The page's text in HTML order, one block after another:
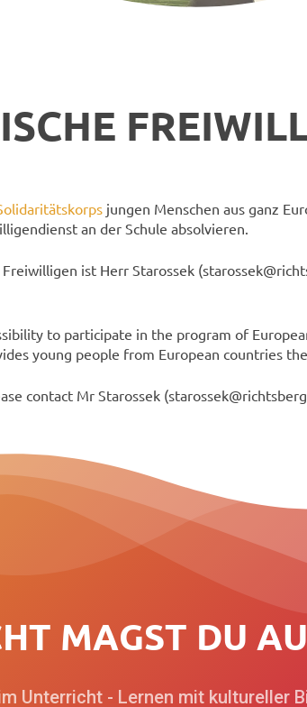
jungen Menschen aus ganz
an der Schule absolvieren.
ist Herr Starossek
to participate in the program of
young people from European countries
contact Mr Starossek
HT MAGST DU AU
Unterricht - Lernen mit kultureller